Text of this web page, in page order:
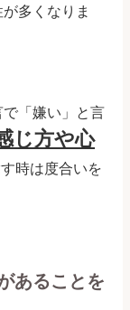
多くなりま
「嫌い」と言
じ方や心
時は度合いを
あることを